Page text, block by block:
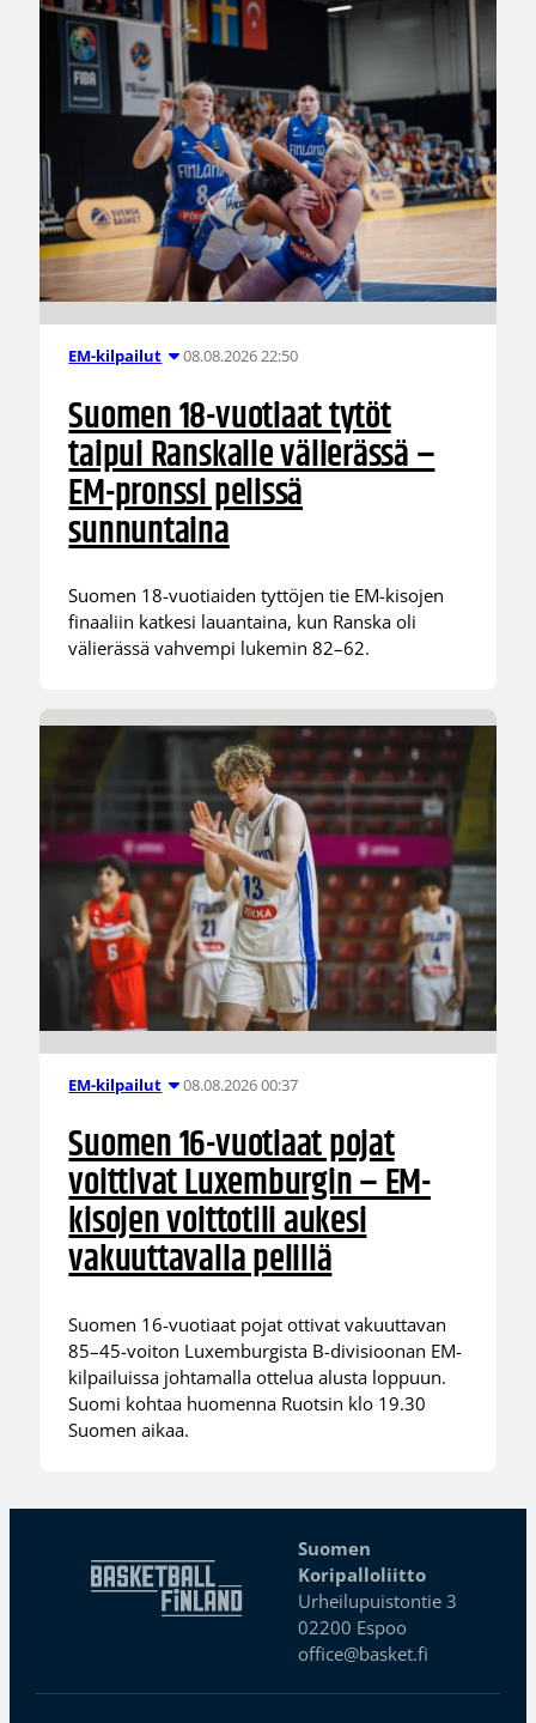
EM-kilpailut 08.08.2026 22:50
Suomen 18-vuotiaat tytöt
taipui Ranskalle välierässä –
EM-pronssi pelissä
sunnuntaina
Suomen 18-vuotiaiden tyttöjen tie EM-kisojen
finaaliin katkesi lauantaina, kun Ranska oli
välierässä vahvempi lukemin 82–62.
EM-kilpailut 08.08.2026 00:37
Suomen 16-vuotiaat pojat
voittivat Luxemburgin – EM-
kisojen voittotili aukesi
vakuuttavalla pelillä
Suomen 16-vuotiaat pojat ottivat vakuuttavan
85–45-voiton Luxemburgista B-divisioonan EM-
kilpailuissa johtamalla ottelua alusta loppuun.
Suomi kohtaa huomenna Ruotsin klo 19.30
Suomen aikaa.
Suomen
Koripalloliitto
Urheilupuistontie 3
02200 Espoo
office@basket.fi